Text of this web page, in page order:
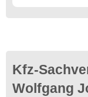
Kfz-
Wolfgang